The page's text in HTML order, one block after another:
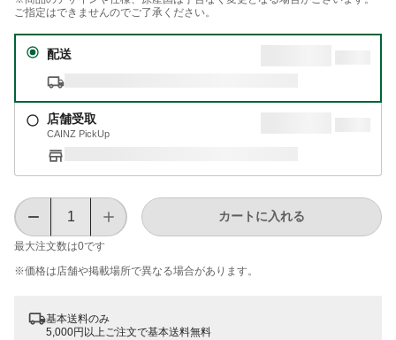
ご指定はできませんのでご了承ください。
配送
店舗受取
CAINZ PickUp
最大注文数は0です
カートに入れる
※価格は​店舗や​掲載場所で​異なる​場合が​あります。
基本送料のみ
5,000円以上ご注文で基本送料無料